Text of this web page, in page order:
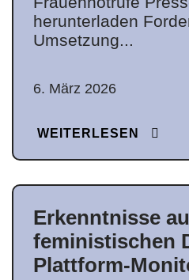
herunterladen
Umsetzung...
6. März 2026
WEITERLESEN
Erkenntnisse
feministischen
Plattform-